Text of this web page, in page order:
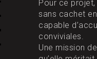
Pour ce
sans cachet
capable
conviviales.
Une mission